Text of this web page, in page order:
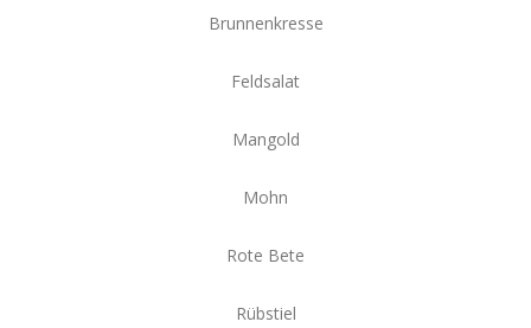
Brunnenkresse
Feldsalat
Mangold
Mohn
Rote Bete
Rübstiel